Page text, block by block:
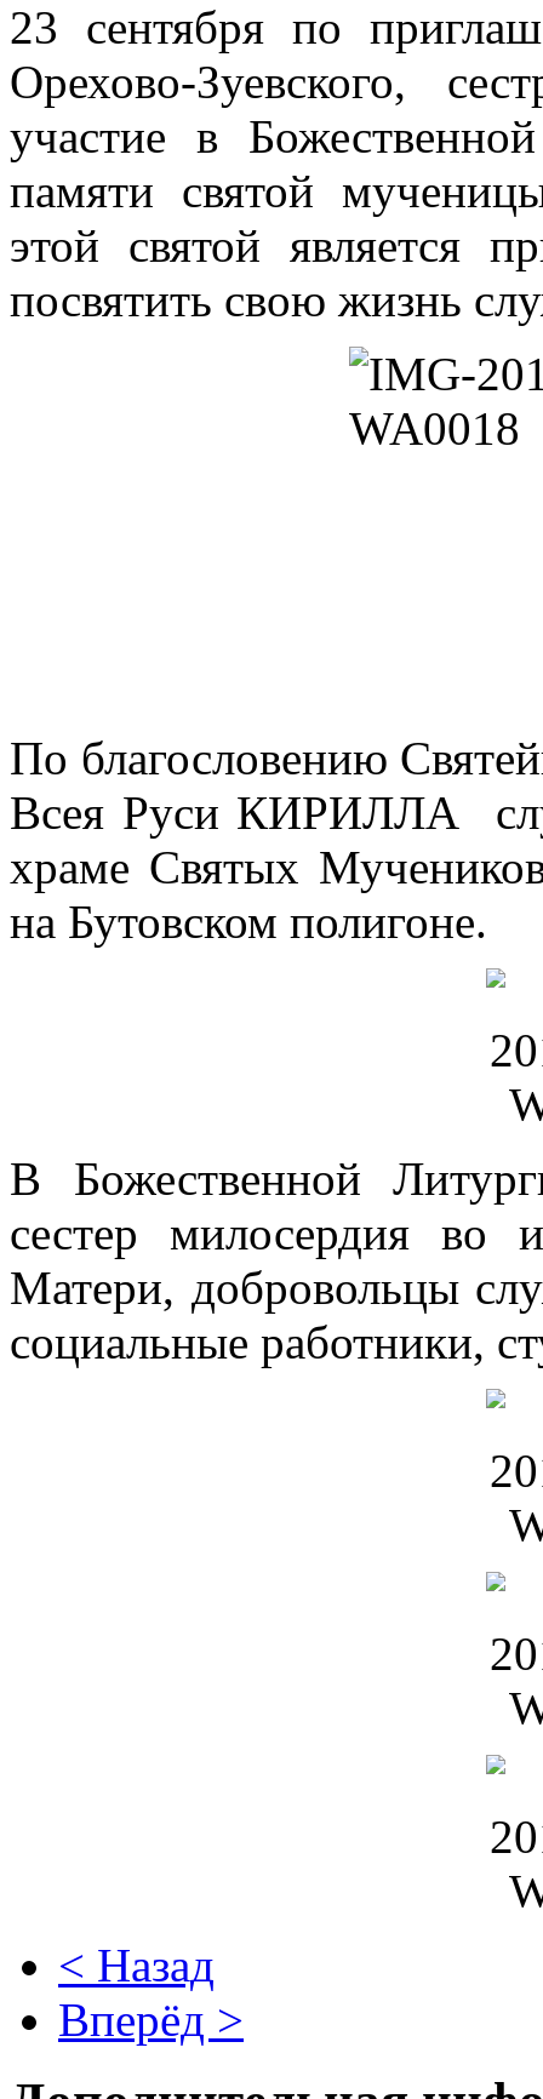
23 сентября по
Орехово-Зуевского,
участие в
памяти святой
этой святой является
посвятить свою жизнь
По благословению
Всея Руси КИРИЛЛА
храме Святых
на Бутовском полигоне.
В Божественной
сестер милосердия во
Матери, добровольцы
социальные работники,
< Назад
Вперёд >